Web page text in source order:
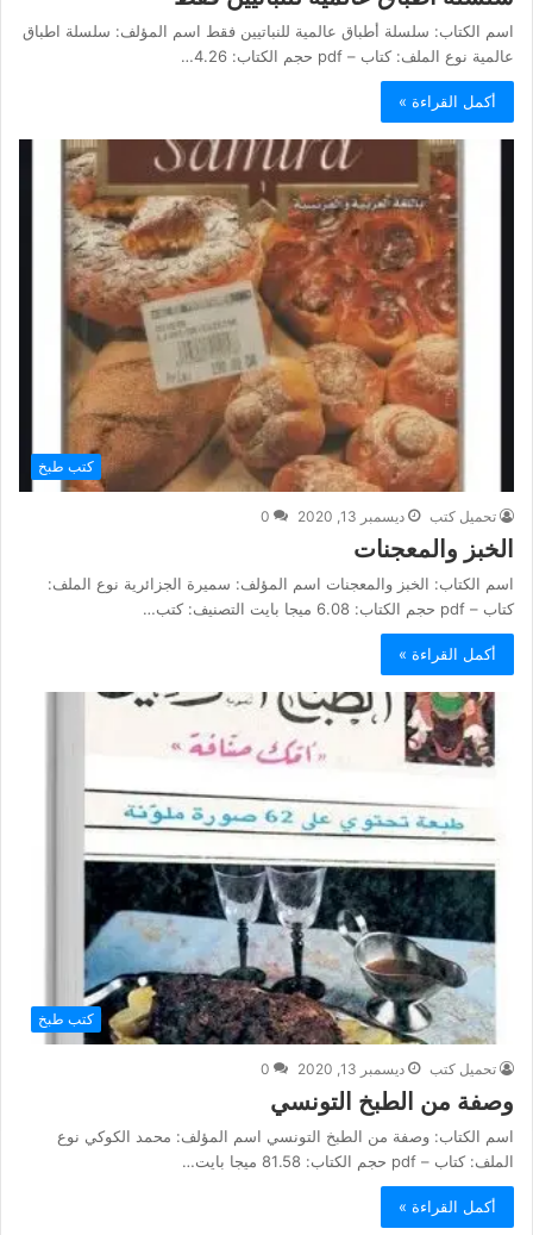
اسم الكتاب: سلسلة أطباق عالمية للنباتيين فقط اسم المؤلف: سلسلة اطباق
عالمية نوع الملف: كتاب – pdf حجم الكتاب: 4.26…
أكمل القراءة »
كتب طبخ
تحميل كتب ديسمبر 13, 2020 0
الخبز والمعجنات
اسم الكتاب: الخبز والمعجنات اسم المؤلف: سميرة الجزائرية نوع الملف:
كتاب – pdf حجم الكتاب: 6.08 ميجا بايت التصنيف: كتب…
أكمل القراءة »
كتب طبخ
تحميل كتب ديسمبر 13, 2020 0
وصفة من الطبخ التونسي
اسم الكتاب: وصفة من الطبخ التونسي اسم المؤلف: محمد الكوكي نوع
الملف: كتاب – pdf حجم الكتاب: 81.58 ميجا بايت…
أكمل القراءة »